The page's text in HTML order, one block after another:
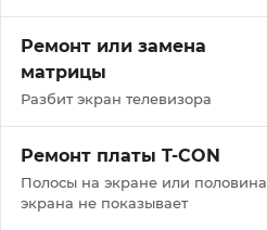
Ремонт или замена
матрицы
Разбит экран телевизора
Ремонт платы T-CON
Полосы на экране или половина
экрана не показывает